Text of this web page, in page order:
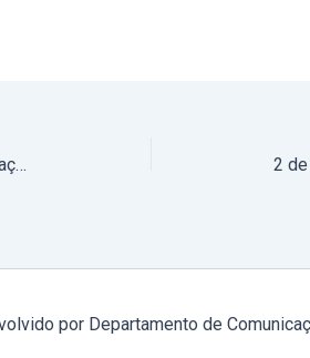
Abertura do ano jubilar da inauguração e dedicação da Igreja do Senhor Jesus da Boa-Fé (Elvas) (com fotos)
por Departamento de